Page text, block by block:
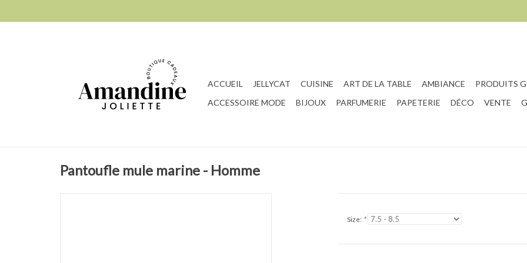
ACCUEIL JELLYCAT CUISINE ART DE LA TABLE AMBIANCE
PRODUITS
ACCESSOIRE MODE
BIJOUX PARFUMERIE PAPETERIE DÉCO VENTE
Pantoufle mule marine - Homme
Size: *